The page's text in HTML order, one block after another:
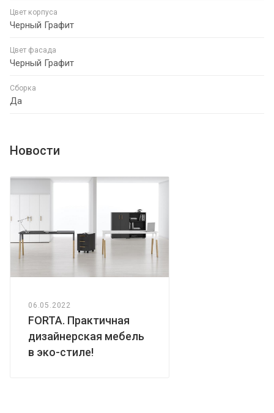
Цвет корпуса
Черный Графит
Цвет фасада
Черный Графит
Сборка
Да
Новости
06.05.2022
FORTA. Практичная
дизайнерская мебель
в эко-стиле!